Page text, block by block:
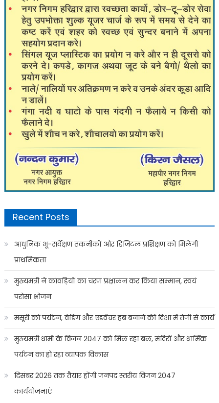
Recent Posts
आधुनिक भू-सर्वेक्षण तकनीकों और डिजिटल प्रशिक्षण को मिलेगी
प्राथमिकता
मुख्यमंत्री ने कांवड़ियों का चरण प्रक्षालन कर किया सम्मान, स्वयं
परोसा भोजन
मसूरी को पर्यटन, वेडिंग और एडवेंचर हब बनाने की दिशा में तेजी से कार्य
मुख्यमंत्री धामी के विजन 2047 को मिल रहा बल, मंदिरों और धार्मिक
पर्यटन का हो रहा व्यापक विकास
दिसंबर 2026 तक तैयार होंगी जनपद स्तरीय विजन 2047
कार्ययोजनाएं